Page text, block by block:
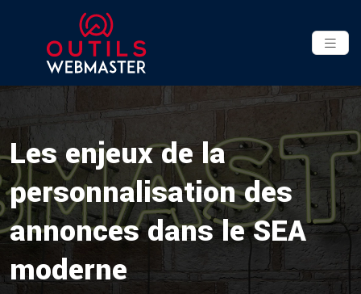
Les enjeux de la
personnalisation des
annonces dans le SEA
moderne